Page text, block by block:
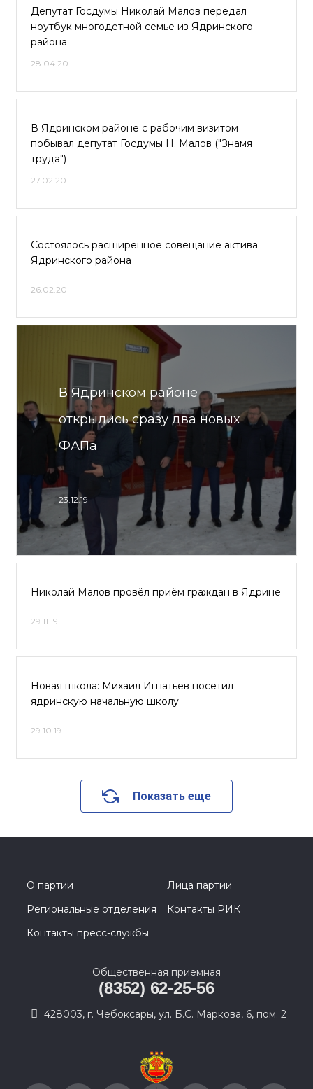
Депутат Госдумы Николай Малов передал
ноутбук многодетной семье из Ядринского
района
28.04.20
В Ядринском районе с рабочим визитом
побывал депутат Госдумы Н. Малов ("Знамя
труда")
27.02.20
Состоялось расширенное совещание актива
Ядринского района
26.02.20
В Ядринском районе
открылись сразу два новых
ФАПа
23.12.19
Николай Малов провёл приём граждан в Ядрине
29.11.19
Новая школа: Михаил Игнатьев посетил
ядринскую начальную школу
29.10.19
Показать еще
О партии
Лица партии
Региональные отделения
Контакты РИК
Контакты пресс-службы
Общественная приемная
(8352) 62-25-56
428003, г. Чебоксары, ул. Б.С. Маркова, 6, пом. 2